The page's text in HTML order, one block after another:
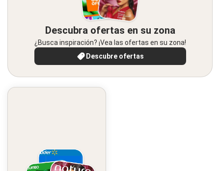
Descubra ofertas en su zona
¿Busca inspiración? ¡Vea las ofertas en su zona!
Descubre ofertas